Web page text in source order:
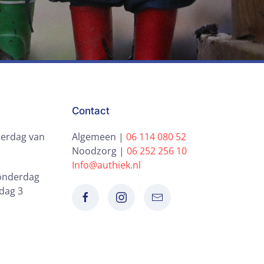
Contact
Algemeen | 06 114 080 52
Noodzorg | 06 252 256 10
Info@authiek.nl
van
3